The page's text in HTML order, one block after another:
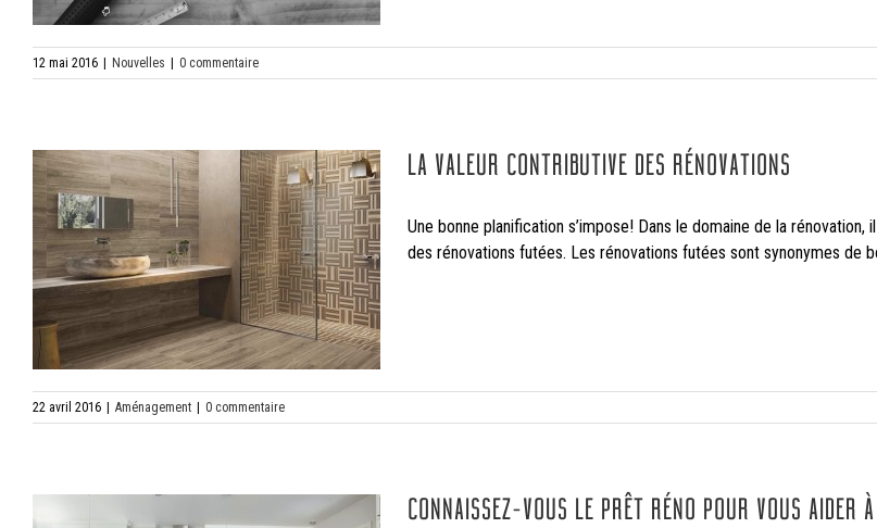
12 mai 2016 Nouvelles 0 commentaire
LA VALEUR CONTRIBUTIVE DES RÉNOVATIONS
Une bonne planification s’impose! Dans le domaine de la
des rénovations futées. Les rénovations futées sont synonymes de
22 avril 2016 Aménagement 0 commentaire
CONNAISSEZ-VOUS LE PRÊT RÉNO POUR VOUS AIDER